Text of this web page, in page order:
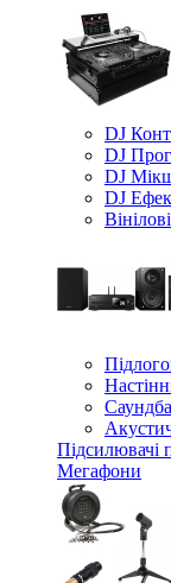
DJ
DJ
DJ
DJ
Підсилювачі
Мегафони